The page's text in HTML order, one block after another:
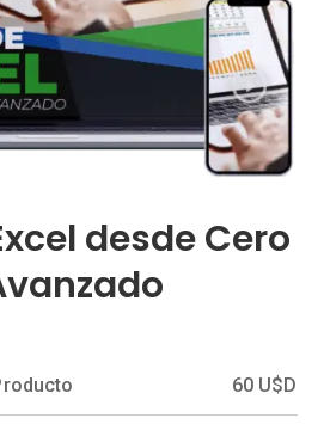
desde Cero
60 U$D